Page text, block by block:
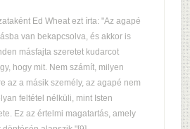
Ed Wheat ezt írta: "Az agapé
van bekapcsolva, és akkor is
másfajta szeretet kudarcot
hogy mit. Nem számít, milyen
az a másik személy, az agapé nem
feltétel nélküli, mint Isten
Ez az értelmi magatartás, amely